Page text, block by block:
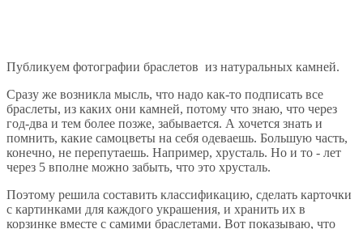
Публикуем фотографии браслетов из натуральных камней.
Сразу же возникла мысль, что надо как-то подписать все
браслеты, из каких они камней, потому что знаю, что через
год-два и тем более позже, забывается. А хочется знать и
помнить, какие самоцветы на себя одеваешь. Большую часть,
конечно, не перепутаешь. Например, хрусталь. Но и то - лет
через 5 вполне можно забыть, что это хрусталь.
Поэтому решила составить классификацию, сделать карточки
с картинками для каждого украшения, и хранить их в
корзинке вместе с самими браслетами. Вот показываю, что